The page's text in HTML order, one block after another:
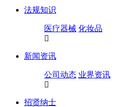
法规知识
医疗器械 化妆品
新闻资讯
公司动态 业界资讯
招贤纳士